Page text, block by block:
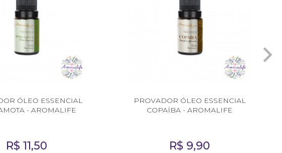
ÓLEO ESSENCIAL
- AROMALIFE
R$ 11,50
PROVADOR ÓLEO ESSENCIAL
COPAÍBA - AROMALIFE
R$ 9,90